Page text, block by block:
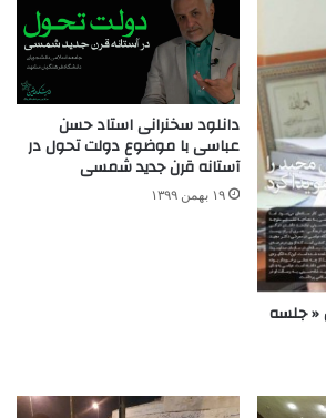
« جلسه
دانلود سخنرانی استاد حسن
عباسی با موضوع دولت تحول در
آستانه قرن جدید شمسی
۱۹ بهمن ۱۳۹۹